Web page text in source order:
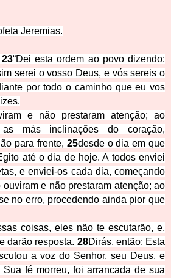
Jeremias.
23“Dei esta ordem ao povo dizendo:
serei o vosso Deus, e vós sereis o
por todo o caminho que eu vos
e não prestaram atenção; ao
as más inclinações do coração,
para frente, 25desde o dia em que
até o dia de hoje. A todos enviei
e enviei-os cada dia, começando
ouviram e não prestaram atenção; ao
no erro, procedendo ainda pior que
coisas, eles não te escutarão, e,
darão resposta. 28Dirás, então: Esta
a voz do Senhor, seu Deus, e
Sua fé morreu, foi arrancada de sua